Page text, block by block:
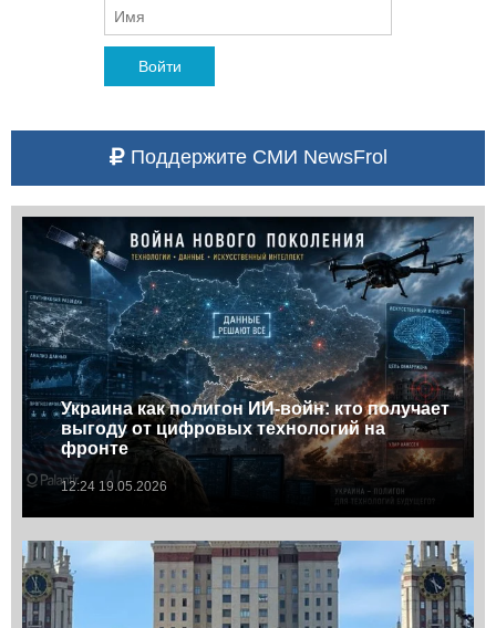
Войти
Поддержите СМИ NewsFrol
Украина как полигон ИИ-войн: кто получает
выгоду от цифровых технологий на
фронте
12:24 19.05.2026